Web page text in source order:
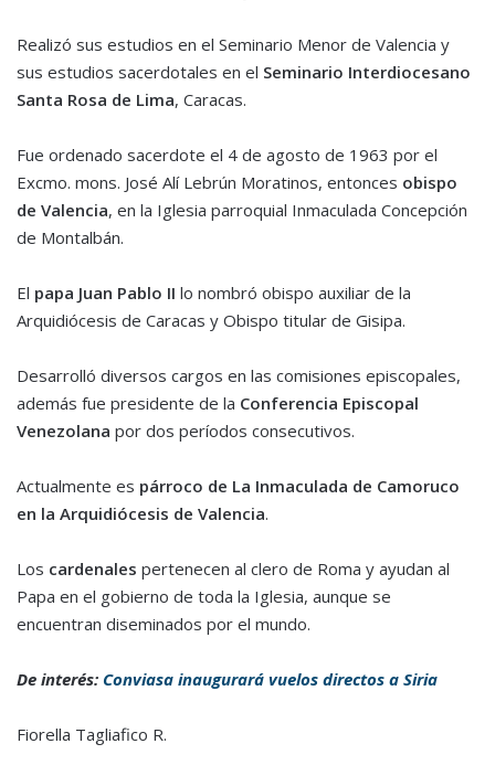
Realizó sus estudios en el Seminario Menor de Valencia y
sus estudios sacerdotales en el Seminario Interdiocesano
Santa Rosa de Lima, Caracas.
Fue ordenado sacerdote el 4 de agosto de 1963 por el
Excmo. mons. José Alí Lebrún Moratinos, entonces obispo
de Valencia, en la Iglesia parroquial Inmaculada Concepción
de Montalbán.
El papa Juan Pablo II lo nombró obispo auxiliar de la
Arquidiócesis de Caracas y Obispo titular de Gisipa.
Desarrolló diversos cargos en las comisiones episcopales,
además fue presidente de la Conferencia Episcopal
Venezolana por dos períodos consecutivos.
Actualmente es párroco de La Inmaculada de Camoruco
en la Arquidiócesis de Valencia.
Los cardenales pertenecen al clero de Roma y ayudan al
Papa en el gobierno de toda la Iglesia, aunque se
encuentran diseminados por el mundo.
De interés: Conviasa inaugurará vuelos directos a Siria
Fiorella Tagliafico R.